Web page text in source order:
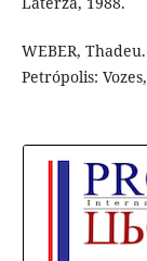
WEBER,
Petrópolis: